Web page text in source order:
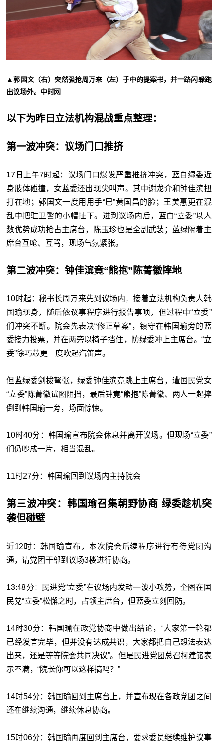
▲郭国文（右）突然强抢周万来（左）手中的提案书，并一路闪躲跑
出议场外。 中时网
以下为昨日立法机构混战重点整理：
第一波冲突：议场门口推挤
17日上午7时起：议场门口爆发严重推挤冲突，蓝白绿委近
身肢体碰撞，女蓝委还出现尖叫声。其中谢龙介和钟佳滨扭
打在地；郭国文一度用用手“巴”黄国昌的脸；王美惠更在混
乱中把驻卫警的小帽扯下。进到议场内后，蓝白“立委”以人
数优势成功抢占主席台，陈玉珍也是全副武装；蓝绿隔着主
席台互呛、互骂，现场气氛紧张。
第二波冲突：钟佳滨竟“熊抱”陈菁徽摔地
10时起：秘书长周万来先到议场内，接着立法机构负责人韩
国瑜现身，随后依议事程序进行报告事项，但过程中“立委”
们冲突不断。院会先表决“修正草案”，镇守在韩国瑜旁的蓝
委接力投票，并在两旁以椅子挡住，防绿委冲上主席台。“立
委”徐巧芯更一度吹起汽笛声。
但蓝绿委剑拔弩张，绿委钟佳滨竟跳上主席台，遭国民党女
“立委”陈菁徽试图阻挡，最后钟竟“熊抱”陈菁徽、两人一起摔
倒到韩国瑜一旁，场面惊悚。
10时40分：韩国瑜宣布院会休息并离开议场。但现场“立委”
们仍吵成一片，相当混乱。
11时27分：韩国瑜回到议场内主持院会
第三波冲突：韩国瑜召集朝野协商 绿委趁机突
袭但碰壁
近12时：韩国瑜宣布，本次院会后续程序进行有待党团沟
通，请党团干部到议场3楼进行协商。
13:48分：民进党“立委”在议场内发动一波小攻势，企图在国
民党“立委”松懈之时，占领主席台，但蓝委立刻回防。
14时30分：韩国瑜在政党协商中做出结论，“大家第一轮都
已经发言完毕，但并没有达成共识，大家都把自己想法表达
出来，还是等等院会共同决议”。但是民进党团总召柯建铭表
示不满，“院长你可以这样搞吗？”
14时54分：韩国瑜回到主席台上，并宣布现在各政党团之间
还在继续沟通，继续休息协商。
15时06分：韩国瑜再度回到主席台，要求委员继续维护议事